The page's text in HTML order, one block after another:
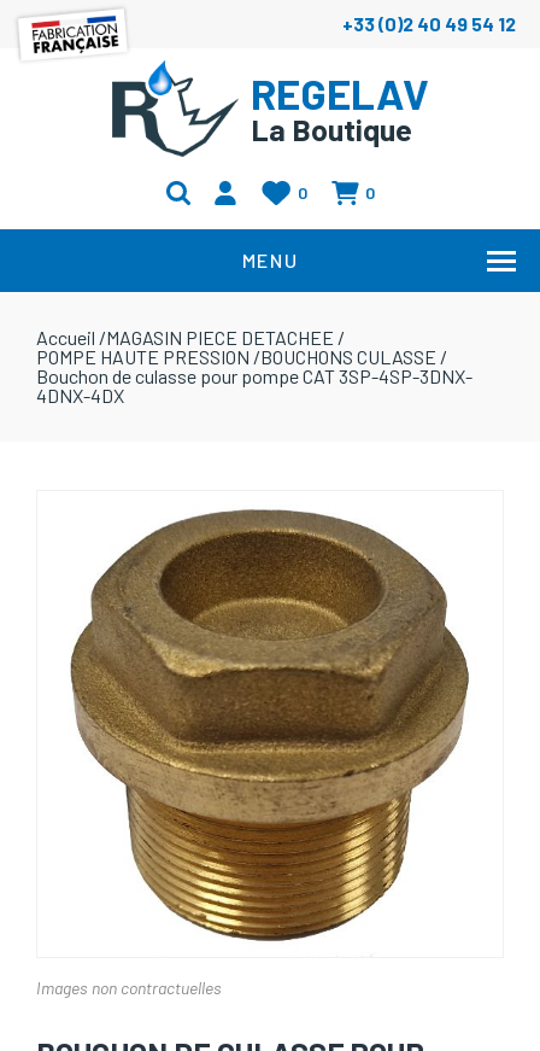
+33 (0)2 40 49 54 12
REGELAV
La Boutique
0 0
MENU
Accueil /MAGASIN PIECE DETACHEE /
POMPE HAUTE PRESSION /BOUCHONS CULASSE /
Bouchon de culasse pour pompe CAT 3SP-4SP-3DNX-
4DNX-4DX
Images non contractuelles